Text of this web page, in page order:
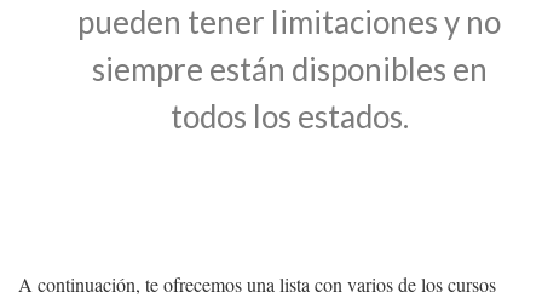
pueden tener limitaciones y no
siempre están disponibles en
todos los estados.
A continuación, te ofrecemos una lista con varios de los cursos